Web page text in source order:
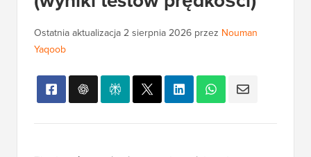
Ostatnia aktualizacja2 sierpnia 2026 przez Nouman
Yaqoob